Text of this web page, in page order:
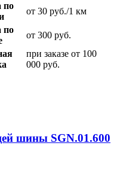
по
от 30 руб./1 км
по
от 300 руб.
при заказе от 100
000 руб.
шины SGN.01.600